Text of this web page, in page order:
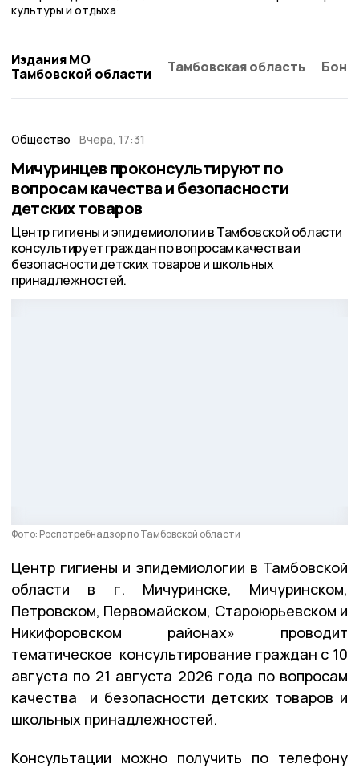
культуры и отдыха
Издания МО
Тамбовской области
Тамбовская область
Общество Вчера, 17:31
Мичуринцев проконсультируют по
вопросам качества и безопасности
детских товаров
Центр гигиены и эпидемиологии в Тамбовской области
консультирует граждан по вопросам качества и
безопасности детских товаров и школьных
принадлежностей.
Фото: Роспотребнадзор по Тамбовской области
Центр гигиены и эпидемиологии в Тамбовской
области в г. Мичуринске, Мичуринском,
Петровском, Первомайском, Староюрьевском и
Никифоровском районах» проводит
тематическое консультирование граждан с 10
августа по 21 августа 2026 года по вопросам
качества и безопасности детских товаров и
школьных принадлежностей.
Консультации можно получить по телефону